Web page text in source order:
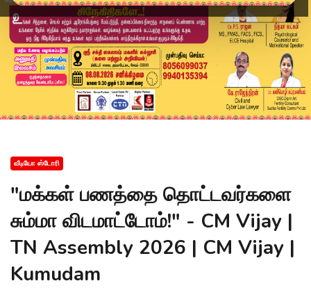
வீடியோ ஸ்டோரி
"மக்கள் பணத்தை தொட்டவர்களை
சும்மா விடமாட்டோம்!" - CM Vijay |
TN Assembly 2026 | CM Vijay |
Kumudam